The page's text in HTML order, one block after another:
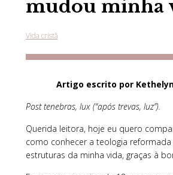
mudou minha
Vida cristã
Artigo escrito por
Post tenebras, lux (“após trevas, luz”).
Querida leitora, hoje eu quero
como conhecer a teologia
estruturas da minha vida, graças à